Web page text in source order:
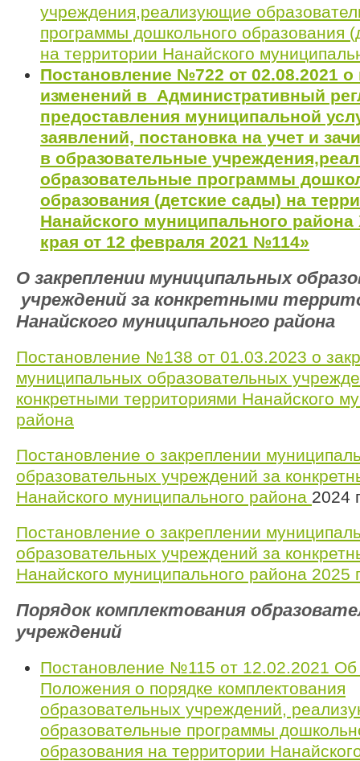
учреждения,реализующие
программы дошкольного образования
на территории Нанайского
Постановление №722 от 02.08.2021 о
изменений в Административный
предоставления муниципальной
заявлений, постановка на учет и
в образовательные
образовательные программы
образования (детские сады) на
Нанайского муниципального района
края от 12 февраля 2021 №114»
О закреплении муниципальных
учреждений за конкретными
Нанайского муниципального района
Постановление №138 от 01.03.2023 о
муниципальных образовательных
конкретными территориями Нанайского
района
Постановление о закреплении
образовательных учреждений за
Нанайского муниципального района 2024
Постановление о закреплении
образовательных учреждений за
Нанайского муниципального района 2025
Порядок комплектования
учреждений
Постановление №115 от 12.02.2021 Об
Положения о порядке комплектования
образовательных учреждений,
образовательные программы
образования на территории